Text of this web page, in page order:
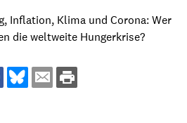
Inflation, Klima und Corona: Wer
die weltweite Hungerkrise?